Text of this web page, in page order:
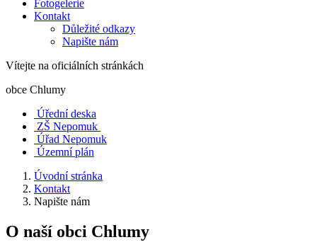
Fotogelerie
Kontakt
Důležité odkazy
Napište nám
Vítejte na oficiálních stránkách
obce Chlumy
Úřední deska
ZŠ Nepomuk
Úřad Nepomuk
Územní plán
Úvodní stránka
Kontakt
Napište nám
O naší obci Chlumy